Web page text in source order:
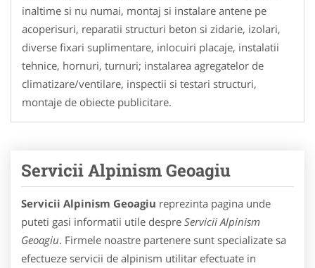
inaltime si nu numai, montaj si instalare antene pe
acoperisuri, reparatii structuri beton si zidarie, izolari,
diverse fixari suplimentare, inlocuiri placaje, instalatii
tehnice, hornuri, turnuri; instalarea agregatelor de
climatizare/ventilare, inspectii si testari structuri,
montaje de obiecte publicitare.
Servicii Alpinism Geoagiu
Servicii Alpinism Geoagiu reprezinta pagina unde
puteti gasi informatii utile despre Servicii Alpinism
Geoagiu. Firmele noastre partenere sunt specializate sa
efectueze servicii de alpinism utilitar efectuate in